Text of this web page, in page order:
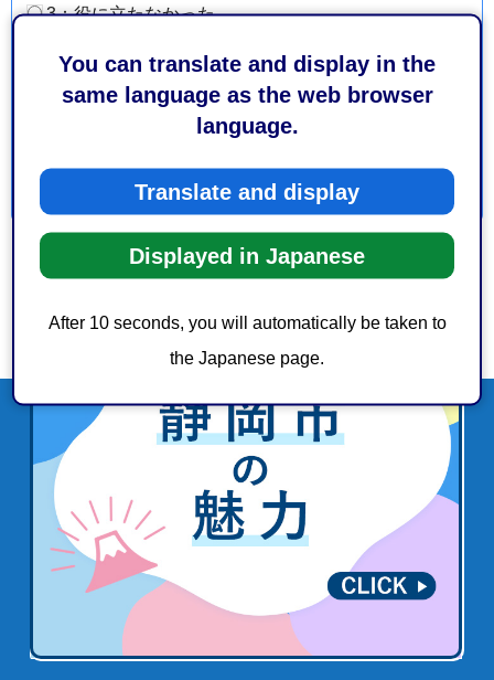
You can translate and display in the
same language as the web browser
language.
Translate and display
Displayed in Japanese
After 10 seconds, you will automatically be taken to
the Japanese page.
3：役に立たなかった
このページの情報は見つけやすかったですか？
1：見つけやすかった
2：ふつう
3：見つけにくかった